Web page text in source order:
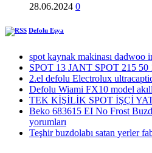
28.06.2024 0
Defolu Eşya
spot kaynak makinası dadwoo
SPOT 13 JANT SPOT 215
2.el defolu Electrolux
Defolu Wiami FX10 model
TEK KİŞİLİK SPOT İŞÇİ
Beko 683615 EI No Frost
yorumları
Teşhir buzdolabı satan yerler